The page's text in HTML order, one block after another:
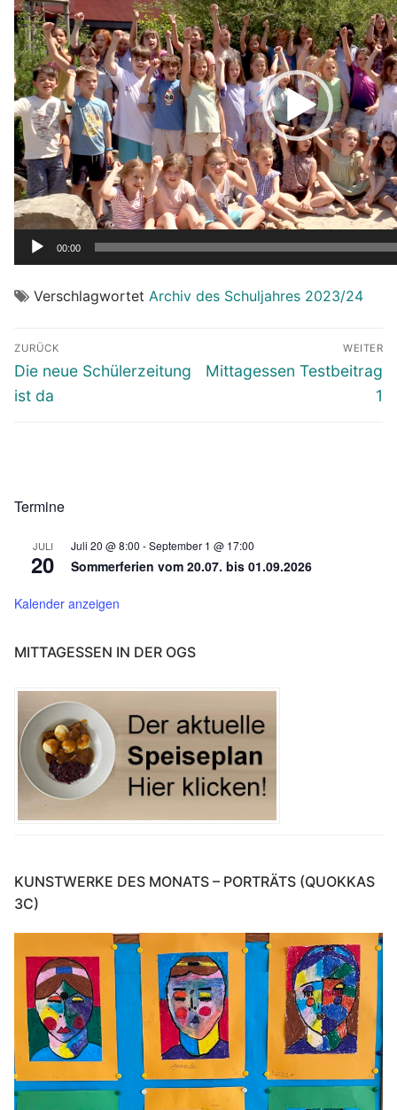
00:00
Verschlagwortet Archiv des Schuljahres 2023/24
Beitragsnavigation
ZURÜCK
Vorheriger
Beitrag:
Die neue Schülerzeitung
ist da
WEITER
Nächster
Mittagessen Testbeitrag
1
Termine
JULI
20
Juli 20 @ 8:00 -September 1 @ 17:00
Sommerferien vom 20.07. bis 01.09.2026
Kalender anzeigen
MITTAGESSEN IN DER OGS
KUNSTWERKE DES MONATS – PORTRÄTS (QUOKKAS
3C)